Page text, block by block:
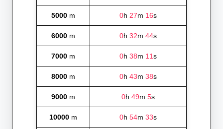
5000 m 0h 27m 16s
6000 m 0h 32m 44s
7000 m 0h 38m 11s
8000 m 0h 43m 38s
9000 m 0h 49m 5s
10000 m 0h 54m 33s